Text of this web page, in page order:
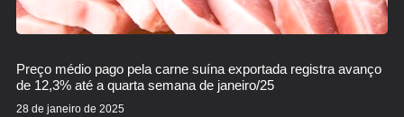
Preço médio pago pela carne suína exportada registra avanço
de 12,3% até a quarta semana de janeiro/25
28 de janeiro de 2025